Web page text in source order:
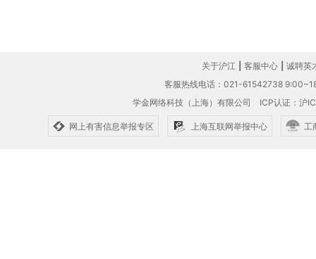
关于沪江 客服中心
诚聘英
客服热线电话：021-61542738
学金网络科技（上海）有限公司 ICP认证：沪
网上有害信息举报专区 上海互联网举报中心 工